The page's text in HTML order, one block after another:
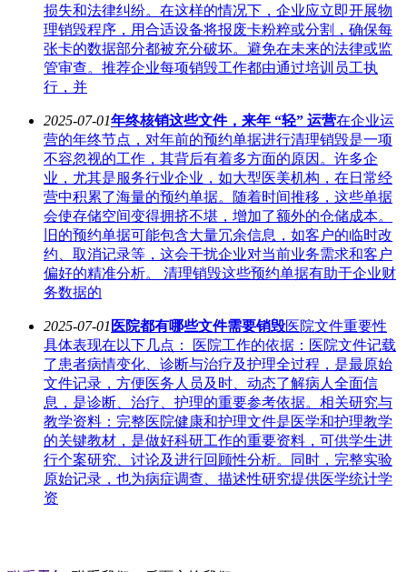
损失和法律纠纷。在这样的情况下，企业应立即开展物
理销毁程序，用合适设备将报废卡粉粹或分割，确保每
张卡的数据部分都被充分破坏。避免在未来的法律或监
管审查。推荐企业每项销毁工作都由通过培训员工执
行，并
2025-07-01年终核销这些文件，来年 “轻” 运营在企业运
营的年终节点，对年前的预约单据进行清理销毁是一项
不容忽视的工作，其背后有着多方面的原因。许多企
业，尤其是服务行业企业，如大型医美机构，在日常经
营中积累了海量的预约单据。随着时间推移，这些单据
会使存储空间变得拥挤不堪，增加了额外的仓储成本。
旧的预约单据可能包含大量冗余信息，如客户的临时改
约、取消记录等，这会干扰企业对当前业务需求和客户
偏好的精准分析。 清理销毁这些预约单据有助于企业财
务数据的
2025-07-01 医院都有哪些文件需要销毁医院文件重要性
具体表现在以下几点： 医院工作的依据：医院文件记载
了患者病情变化、诊断与治疗及护理全过程，是最原始
文件记录，方便医务人员及时、动态了解病人全面信
息，是诊断、治疗、护理的重要参考依据。相关研究与
教学资料：完整医院健康和护理文件是医学和护理教学
的关键教材，是做好科研工作的重要资料，可供学生进
行个案研究、讨论及进行回顾性分析。同时，完整实验
原始记录，也为病症调查、描述性研究提供医学统计学
资